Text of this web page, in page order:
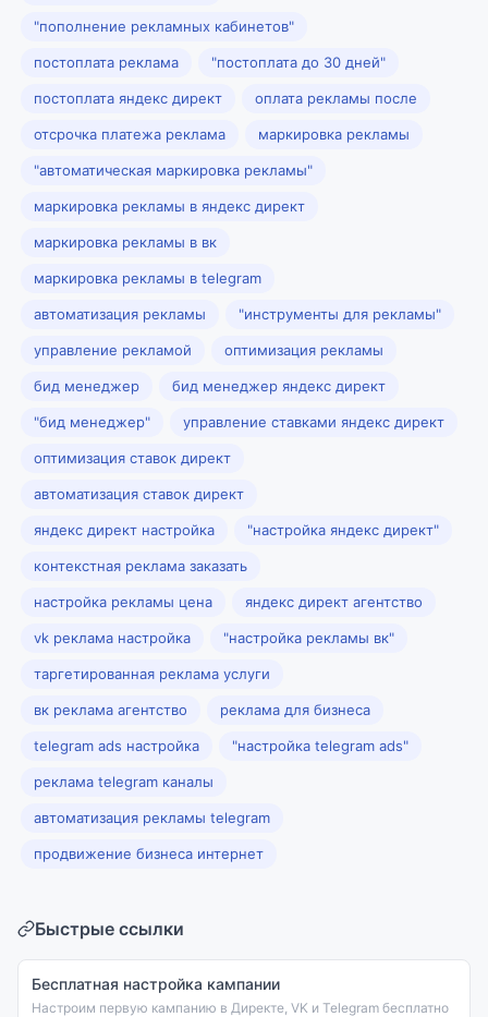
"пополнение рекламных кабинетов"
постоплата реклама "постоплата до 30 дней"
постоплата яндекс директ оплата рекламы после
отсрочка платежа реклама маркировка рекламы
"автоматическая маркировка рекламы"
маркировка рекламы в яндекс директ
маркировка рекламы в вк
маркировка рекламы в telegram
автоматизация рекламы "инструменты для рекламы"
управление рекламой оптимизация рекламы
бид менеджер бид менеджер яндекс директ
"бид менеджер" управление ставками яндекс директ
оптимизация ставок директ
автоматизация ставок директ
яндекс директ настройка "настройка яндекс директ"
контекстная реклама заказать
настройка рекламы цена яндекс директ агентство
vk реклама настройка "настройка рекламы вк"
таргетированная реклама услуги
вк реклама агентство реклама для бизнеса
telegram ads настройка "настройка telegram ads"
реклама telegram каналы
автоматизация рекламы telegram
продвижение бизнеса интернет
Быстрые ссылки
Бесплатная настройка кампании
Настроим первую кампанию в Директе, VK и Telegram бесплатно